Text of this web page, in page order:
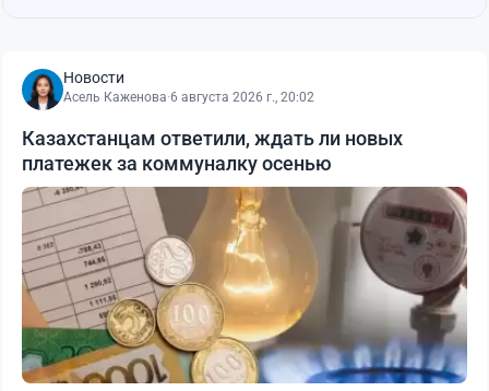
Новости
Асель Каженова·6 августа 2026 г., 20:02
Казахстанцам ответили, ждать ли новых
платежек за коммуналку осенью